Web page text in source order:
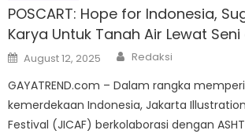
POSCART: Hope for Indonesia,
Karya Untuk Tanah Air Lewat
Posted
on
August 12, 2025 Author
Redaksi
GAYATREND.com – Dalam rangka
kemerdekaan Indonesia, Jakarta
Festival (JICAF) berkolaborasi dengan